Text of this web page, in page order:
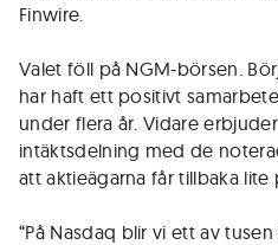
Finwire.
Valet föll på NGM-börsen.
har haft ett positivt
under flera år. Vidare
intäktsdelning med de
att aktieägarna får tillbaka
“På Nasdaq blir vi ett av